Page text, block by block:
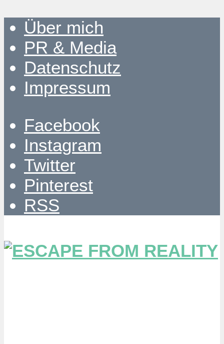
Über mich
PR & Media
Datenschutz
Impressum
Facebook
Instagram
Twitter
Pinterest
RSS